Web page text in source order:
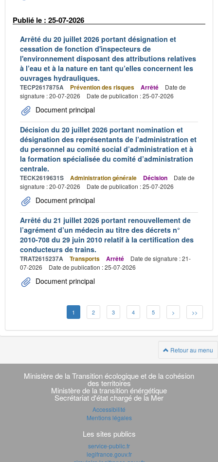
Publié le : 25-07-2026
Arrêté du 20 juillet 2026 portant désignation et
cessation de fonction d'inspecteurs de
l'environnement disposant des attributions relatives
à l’eau et à la nature en tant qu’elles concernent les
ouvrages hydrauliques.
TECP2617875A Prévention des risques Arrêté
Date de
signature : 20-07-2026
Date de publication : 25-07-2026
Document principal
Décision du 20 juillet 2026 portant nomination et
désignation des représentants de l’administration et
du personnel au comité social d’administration et à
la formation spécialisée du comité d’administration
centrale.
TECK2619631S Administration générale Décision
Date de
signature : 20-07-2026
Date de publication : 25-07-2026
Document principal
Arrêté du 21 juillet 2026 portant renouvellement de
l’agrément d’un médecin au titre des décrets n°
2010-708 du 29 juin 2010 relatif à la certification des
conducteurs de trains.
TRAT2615237A Transports Arrêté
Date de signature : 21-
07-2026
Date de publication : 25-07-2026
Document principal
1 2 3 4 5 > >>
Retour au menu
Navigation
transverse
Ministère de la Transition écologique et de la cohésion
des territoires
Ministère de la transition énérgétique
Secrétariat d'état chargé de la Mer
Accessibilité
Mentions légales
Les sites publics
service-public.fr
legifrance.gouv.fr